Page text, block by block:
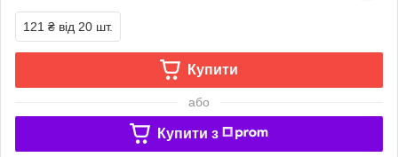
121 ₴ від 20 шт.
Купити
або
Купити з